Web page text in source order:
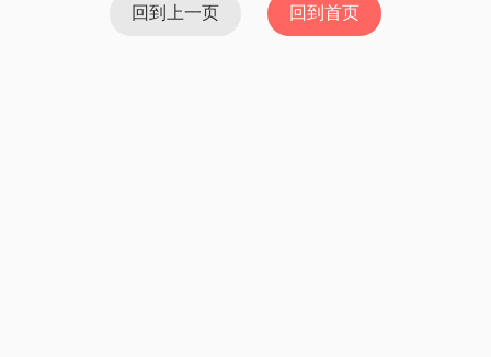
回到上一页 回到首页